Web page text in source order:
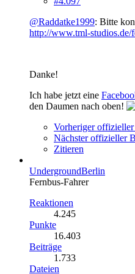
@Raddatke1999: Bitte
http://www.tml-studios.de/
Danke!
Ich habe jetzt eine
den Daumen nach oben!
Vorheriger
Nächster offizieller
Zitieren
UndergroundBerlin
Fernbus-Fahrer
Reaktionen
4.245
Punkte
16.403
Beiträge
1.733
Dateien